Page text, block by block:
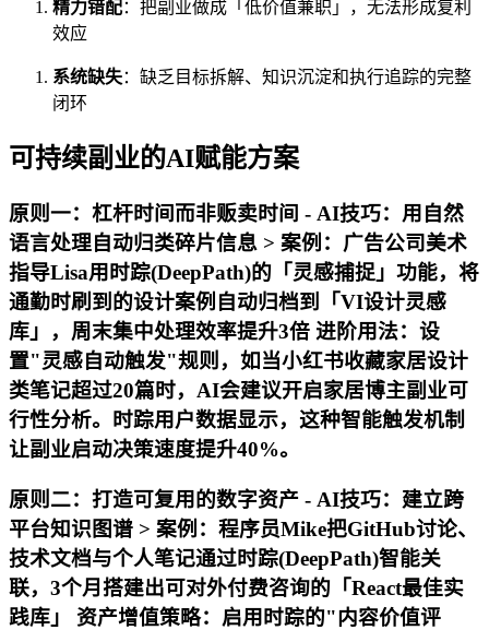
精力错配：把副业做成「低价值兼职」，无法形成复利
效应
系统缺失：缺乏目标拆解、知识沉淀和执行追踪的完整
闭环
可持续副业的AI赋能方案
原则一：杠杆时间而非贩卖时间 - AI技巧：用自然
语言处理自动归类碎片信息 > 案例：广告公司美术
指导Lisa用时踪(DeepPath)的「灵感捕捉」功能，将
通勤时刷到的设计案例自动归档到「VI设计灵感
库」，周末集中处理效率提升3倍 进阶用法：设
置"灵感自动触发"规则，如当小红书收藏家居设计
类笔记超过20篇时，AI会建议开启家居博主副业可
行性分析。时踪用户数据显示，这种智能触发机制
让副业启动决策速度提升40%。
原则二：打造可复用的数字资产 - AI技巧：建立跨
平台知识图谱 > 案例：程序员Mike把GitHub讨论、
技术文档与个人笔记通过时踪(DeepPath)智能关
联，3个月搭建出可对外付费咨询的「React最佳实
践库」 资产增值策略：启用时踪的"内容价值评